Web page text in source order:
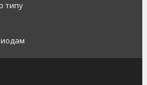
типу